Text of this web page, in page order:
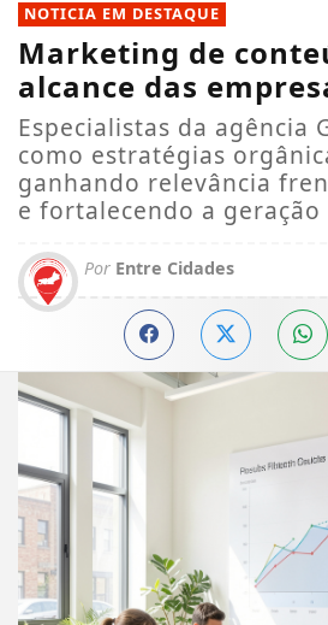
NOTICIA EM DESTAQUE
Marketing de
alcance das
Especialistas da agência
como estratégias
ganhando relevância
e fortalecendo a geração
Por Entre Cidades